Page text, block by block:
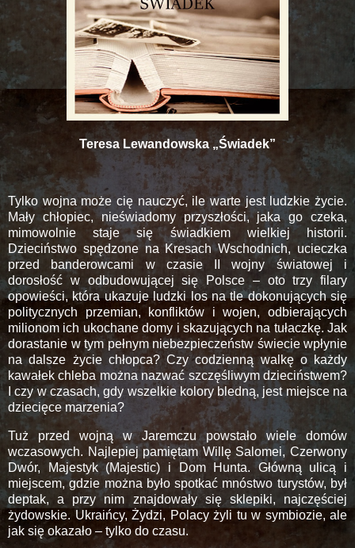
Teresa Lewandowska „Świadek”
Tylko wojna może cię nauczyć, ile warte jest ludzkie życie.
Mały chłopiec, nieświadomy przyszłości, jaka go czeka,
mimowolnie staje się świadkiem wielkiej historii.
Dzieciństwo spędzone na Kresach Wschodnich, ucieczka
przed banderowcami w czasie II wojny światowej i
dorosłość w odbudowującej się Polsce – oto trzy filary
opowieści, która ukazuje ludzki los na tle dokonujących się
politycznych przemian, konfliktów i wojen, odbierających
milionom ich ukochane domy i skazujących na tułaczkę. Jak
dorastanie w tym pełnym niebezpieczeństw świecie wpłynie
na dalsze życie chłopca? Czy codzienną walkę o każdy
kawałek chleba można nazwać szczęśliwym dzieciństwem?
I czy w czasach, gdy wszelkie kolory bledną, jest miejsce na
dziecięce marzenia?
Tuż przed wojną w Jaremczu powstało wiele domów
wczasowych. Najlepiej pamiętam Willę Salomei, Czerwony
Dwór, Majestyk (Majestic) i Dom Hunta. Główną ulicą i
miejscem, gdzie można było spotkać mnóstwo turystów, był
deptak, a przy nim znajdowały się sklepiki, najczęściej
żydowskie. Ukraińcy, Żydzi, Polacy żyli tu w symbiozie, ale
jak się okazało – tylko do czasu.